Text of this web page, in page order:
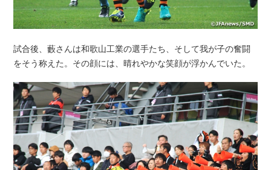
試合後、藪さんは和歌山工業の選手たち、そして我が子の奮闘
をそう称えた。その顔には、晴れやかな笑顔が浮かんでいた。